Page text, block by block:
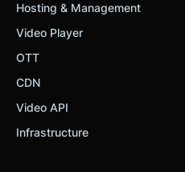
Hosting & Management
Video Player
OTT
CDN
Video API
Infrastructure